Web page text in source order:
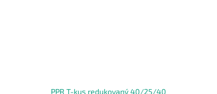
PPR T-kus redukovaný 40/25/40